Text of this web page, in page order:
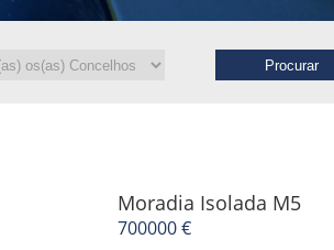
Moradia Isolada M5
700000 €